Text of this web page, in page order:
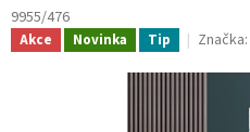
9955/476
Akce Novinka Tip Značka: